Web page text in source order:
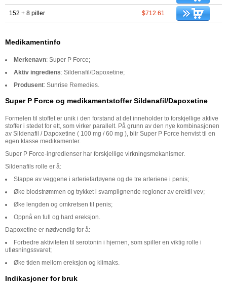
152 + 8 piller $712.61
Medikamentinfo
Merkenavn: Super P Force;
Aktiv ingrediens: Sildenafil/Dapoxetine;
Produsent: Sunrise Remedies.
Super P Force og medikamentstoffer Sildenafil/Dapoxetine
Formelen til stoffet er unik i den forstand at det inneholder to forskjellige aktive
stoffer i stedet for ett, som virker parallelt. På grunn av den nye kombinasjonen
av Sildenafil / Dapoxetine ( 100 mg / 60 mg ), blir Super P Force henvist til en
egen klasse medikamenter.
Super P Force-ingredienser har forskjellige virkningsmekanismer.
Sildenafils rolle er å:
Slappe av veggene i arteriefartøyene og de tre arteriene i penis;
Øke blodstrømmen og trykket i svamplignende regioner av erektil vev;
Øke lengden og omkretsen til penis;
Oppnå en full og hard ereksjon.
Dapoxetine er nødvendig for å:
Forbedre aktiviteten til serotonin i hjernen, som spiller en viktig rolle i
utløsningssvaret;
Øke tiden mellom ereksjon og klimaks.
Indikasjoner for bruk